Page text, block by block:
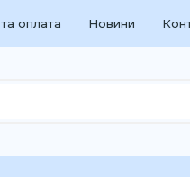
оплата Новини